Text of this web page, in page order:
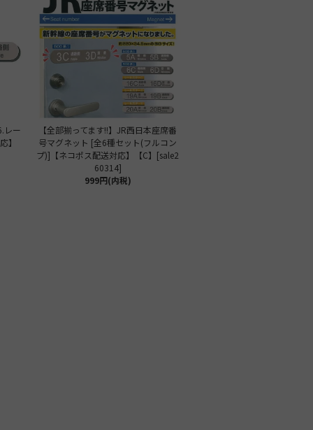
レー
】
【全部揃ってます!!】JR西日本座席番
号マグネット [全6種セット(フルコン
プ)]【ネコポス配送対応】【C】[sale2
60314]
999円(内税)